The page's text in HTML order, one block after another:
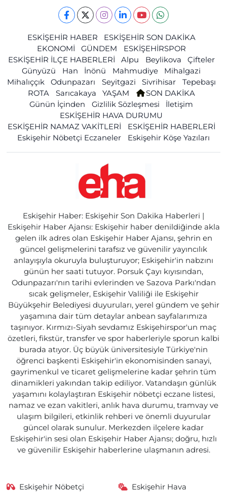
ESKİŞEHİR HABER
ESKİŞEHİR SON DAKİKA
EKONOMİ
GÜNDEM
ESKİŞEHİRSPOR
ESKİŞEHİR İLÇE HABERLERİ
Alpu Beylikova
Çifteler
Günyüzü
Han İnönü Mahmudiye
Mihalgazi
Mihalıççık
Odunpazarı Seyitgazi Sivrihisar
Tepebaşı
ROTA
Sarıcakaya YAŞAM
SON DAKİKA
Günün İçinden
Gizlilik Sözleşmesi
İletişim
ESKİŞEHİR HAVA DURUMU
ESKİŞEHİR NAMAZ VAKİTLERİ
ESKİŞEHİR HABERLERİ
Eskişehir Nöbetçi Eczaneler
Eskişehir Köşe Yazıları
Eskişehir Haber: Eskişehir Son Dakika Haberleri |
Eskişehir Haber Ajansı: Eskişehir haber denildiğinde akla
gelen ilk adres olan Eskişehir Haber Ajansı, şehrin en
güncel gelişmelerini tarafsız ve güvenilir yayıncılık
anlayışıyla okuruyla buluşturuyor; Eskişehir'in nabzını
günün her saati tutuyor. Porsuk Çayı kıyısından,
Odunpazarı'nın tarihi evlerinden ve Sazova Parkı'ndan
sıcak gelişmeler, Eskişehir Valiliği ile Eskişehir
Büyükşehir Belediyesi duyuruları, yerel gündem ve şehir
yaşamına dair tüm detaylar anbean sayfalarımıza
taşınıyor. Kırmızı-Siyah sevdamız Eskişehirspor'un maç
özetleri, fikstür, transfer ve spor haberleriyle sporun kalbi
burada atıyor. Üç büyük üniversitesiyle Türkiye'nin
öğrenci başkenti Eskişehir'in ekonomisinden sanayi,
gayrimenkul ve ticaret gelişmelerine kadar şehrin tüm
dinamikleri yakından takip ediliyor. Vatandaşın günlük
yaşamını kolaylaştıran Eskişehir nöbetçi eczane listesi,
namaz ve ezan vakitleri, anlık hava durumu, tramvay ve
ulaşım bilgileri, etkinlik rehberi ve önemli duyurular
güncel olarak sunulur. Merkezden ilçelere kadar
Eskişehir'in sesi olan Eskişehir Haber Ajansı; doğru, hızlı
ve güvenilir Eskişehir haberlerine ulaşmanın adresi.
Eskişehir Nöbetçi
Eskişehir Hava